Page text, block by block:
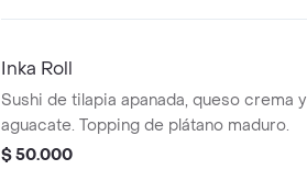
Inka Roll
Sushi de tilapia apanada, queso crema y
aguacate. Topping de plátano maduro.
$ 50.000